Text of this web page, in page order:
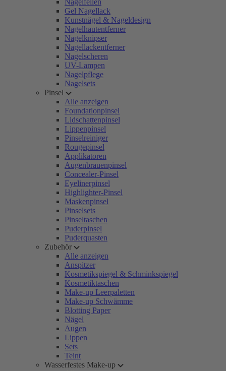
Nagelfeilen
Gel Nagellack
Kunstnägel & Nageldesign
Nagelhautentferner
Nagelknipser
Nagellackentferner
Nagelscheren
UV-Lampen
Nagelpflege
Nagelsets
Pinsel
Alle anzeigen
Foundationpinsel
Lidschattenpinsel
Lippenpinsel
Pinselreiniger
Rougepinsel
Applikatoren
Augenbrauenpinsel
Concealer-Pinsel
Eyelinerpinsel
Highlighter-Pinsel
Maskenpinsel
Pinselsets
Pinseltaschen
Puderpinsel
Puderquasten
Zubehör
Alle anzeigen
Anspitzer
Kosmetikspiegel & Schminkspiegel
Kosmetiktaschen
Make-up Leerpaletten
Make-up Schwämme
Blotting Paper
Nägel
Augen
Lippen
Sets
Teint
Wasserfestes Make-up